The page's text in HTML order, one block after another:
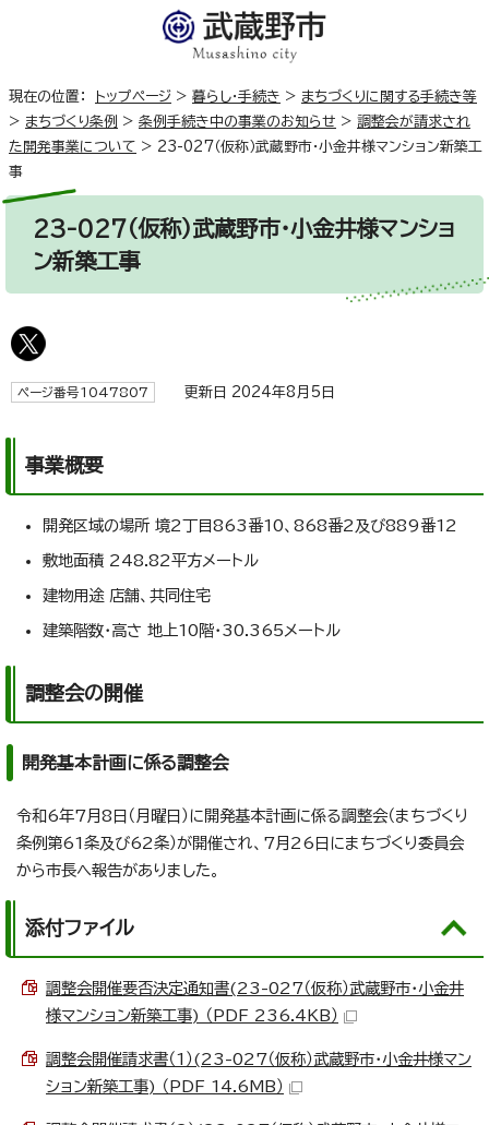
現在の位置： トップページ > 暮らし・手続き > まちづくりに関する手続き等
> まちづくり条例 > 条例手続き中の事業のお知らせ > 調整会が請求され
た開発事業について
> 23-027（仮称）武蔵野市・小金井様マンション新築工
事
23-027（仮称）武蔵野市・小金井様マンショ
ン新築工事
ページ番号1047807 更新日 2024年8月5日
事業概要
開発区域の場所 境2丁目863番10、868番2及び889番12
敷地面積 248.82平方メートル
建物用途 店舗、共同住宅
建築階数・高さ 地上10階・30.365メートル
調整会の開催
開発基本計画に係る調整会
令和6年7月8日（月曜日）に開発基本計画に係る調整会（まちづくり
条例第61条及び62条）が開催され、7月26日にまちづくり委員会
から市長へ報告がありました。
添付ファイル
調整会開催要否決定通知書(23-027（仮称）武蔵野市・小金井
様マンション新築工事) （PDF 236.4KB）
調整会開催請求書（1）(23-027（仮称）武蔵野市・小金井様マン
ション新築工事) （PDF 14.6MB）